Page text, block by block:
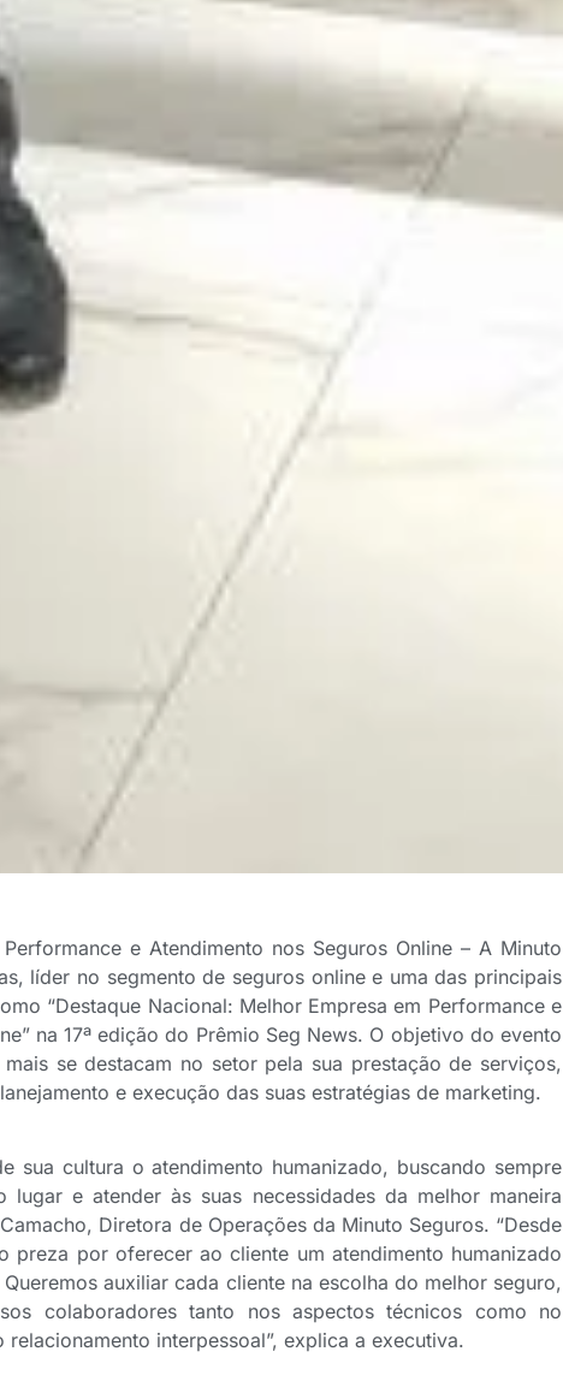
e Atendimento nos Seguros Online – A Minuto
líder no segmento de seguros online e uma das principais
“Destaque Nacional: Melhor Empresa em Performance e
na 17ª edição do Prêmio Seg News. O objetivo do evento
se destacam no setor pela sua prestação de serviços,
e execução das suas estratégias de marketing.
sua cultura o atendimento humanizado, buscando sempre
e atender às suas necessidades da melhor maneira
Diretora de Operações da Minuto Seguros. “Desde
preza por oferecer ao cliente um atendimento humanizado
auxiliar cada cliente na escolha do melhor seguro,
colaboradores tanto nos aspectos técnicos como no
interpessoal”, explica a executiva.